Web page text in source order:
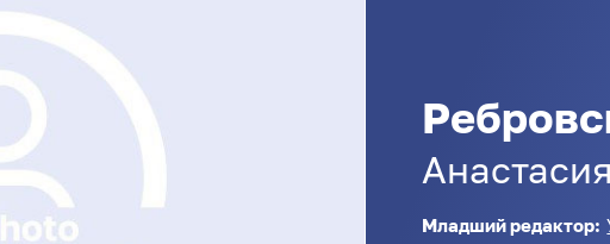
Анастасия
Младший редактор: